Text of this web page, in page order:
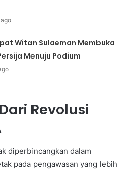
Witan Sulaeman Membuka
Menuju Podium
Revolusi
diperbincangkan dalam
pada pengawasan yang lebih